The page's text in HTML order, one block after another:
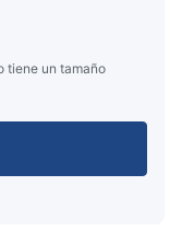
tiene un tamaño